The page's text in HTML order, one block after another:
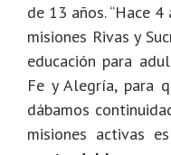
de 13 años. “Hace
misiones Rivas y
educación para
Fe y Alegría, para
dábamos
misiones activas